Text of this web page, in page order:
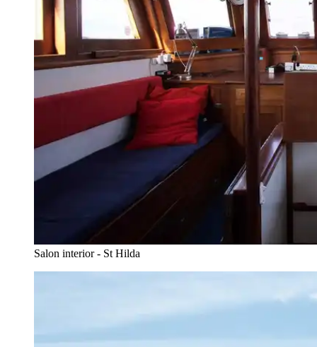
Salon interior - St Hilda